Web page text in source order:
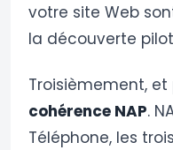
votre site Web
la découverte
Troisièmement,
cohérence NAP.
Téléphone, les